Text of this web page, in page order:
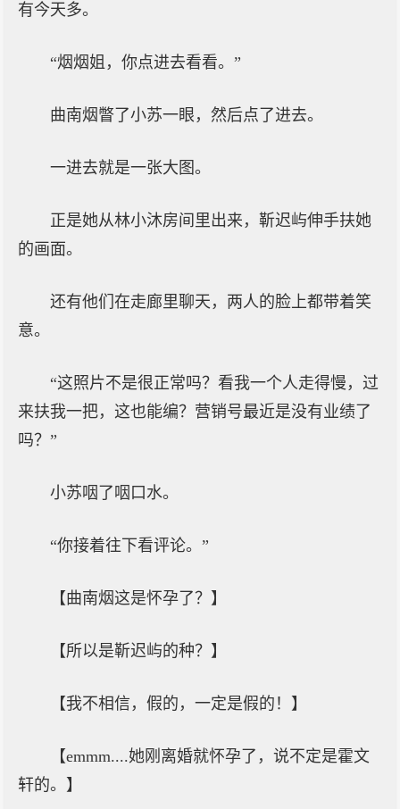
有今天多。
“烟烟姐，你点进去看看。”
曲南烟瞥了小苏一眼，然后点了进去。
一进去就是一张大图。
正是她从林小沐房间里出来，靳迟屿伸手扶她
的画面。
还有他们在走廊里聊天，两人的脸上都带着笑
意。
“这照片不是很正常吗？看我一个人走得慢，过
来扶我一把，这也能编？营销号最近是没有业绩了
吗？”
小苏咽了咽口水。
“你接着往下看评论。”
【曲南烟这是怀孕了？】
【所以是靳迟屿的种？】
【我不相信，假的，一定是假的！】
【emmm....她刚离婚就怀孕了，说不定是霍文
轩的。】